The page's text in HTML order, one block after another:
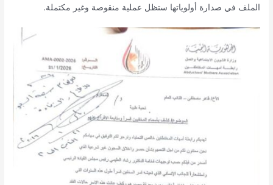
الملف في صدارة أولوياتها ستظل عملية منقوصة وغير مكتملة.